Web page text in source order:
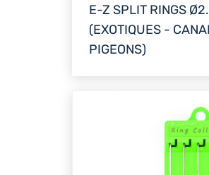
E-Z SPLIT RINGS
(EXOTIQUES -
PIGEONS)